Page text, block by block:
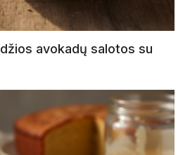
avokadų salotos su